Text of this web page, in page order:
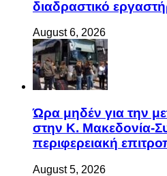
διαδραστικό
August 6, 2026
Ώρα μηδέν για την
στην Κ. Μακεδονία-
περιφερειακή
August 5, 2026